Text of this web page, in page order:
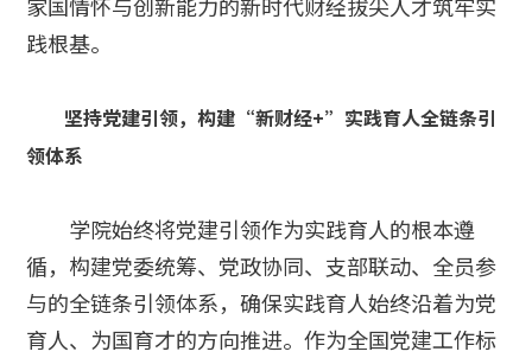
践根基。
坚持党建引领，构建“新财经+”实践育人全链条引
领体系
学院始终将党建引领作为实践育人的根本遵
循，构建党委统筹、党政协同、支部联动、全员参
与的全链条引领体系，确保实践育人始终沿着为党
育人、为国育才的方向推进。作为全国党建工作标